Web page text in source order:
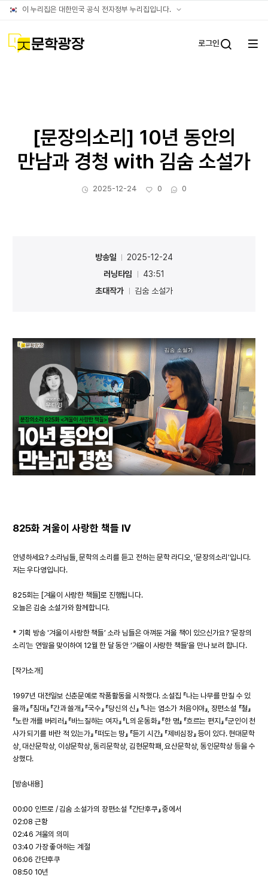
이 누리집은 대한민국 공식 전자정부 누리집입니다. 공식
문학광장 로그인
전체
[문장의소리] 10년 동안의
만남과 경청 with 김숨 소설가
작성일
2025-12-24 좋아요
0 댓글수
0
방송일
2025-12-24
러닝타임
43:51
초대작가
김숨 소설가
825화 겨울이 사랑한 책들 IV
안녕하세요? 소라님들, 문학의 소리를 듣고 전하는 문학 라디오, '문장의소리'입니다.
저는 우다영입니다.
825회는 [겨울이 사랑한 책들]로 진행됩니다.
오늘은 김숨 소설가와 함께합니다.
* 기획 방송 '겨울이 사랑한 책들’ 소라 님들은 아껴둔 겨울 책이 있으신가요? '문장의
소리'는 연말을 맞이하여 12월 한 달 동안 ‘겨울이 사랑한 책들’을 만나 보려 합니다.
[작가소개]
1997년 대전일보 신춘문예로 작품활동을 시작했다. 소설집 『나는 나무를 만질 수 있
을까』 『침대』 『간과 쓸개』 『국수』 『당신의 신』 『나는 염소가 처음이야』, 장편소설 『철』
『노란 개를 버리러』 『바느질하는 여자』 『L의 운동화』 『한 명』 『흐르는 편지』 『군인이 천
사가 되기를 바란 적 있는가』 『떠도는 땅』 『듣기 시간』 『제비심장』 등이 있다. 현대문학
상, 대산문학상, 이상문학상, 동리문학상, 김현문학패, 요산문학상, 동인문학상 등을 수
상했다.
[방송내용]
00:00 인트로 / 김숨 소설가의 장편소설 『간단후쿠』 중에서
02:08 근황
02:46 겨울의 의미
03:40 가장 좋아하는 계절
06:06 간단후쿠
08:50 10년